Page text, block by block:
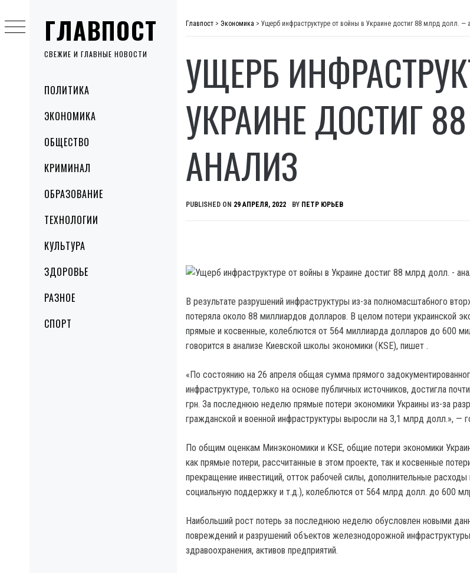
ГЛАВПОСТ
СВЕЖИЕ И ГЛАВНЫЕ НОВОСТИ
MenuПОЛИТИКА
ЭКОНОМИКА
ОБЩЕСТВО
КРИМИНАЛ
ОБРАЗОВАНИЕ
ТЕХНОЛОГИИ
КУЛЬТУРА
ЗДОРОВЬЕ
РАЗНОЕ
СПОРТ
to
content
Главпост > Экономика > Ущерб инфраструктуре от войны в Украине достиг 88 млрд долл. —
УЩЕРБ
УКРАИНЕ ДОСТИГ
АНАЛИЗ
PUBLISHED ON 29 АПРЕЛЯ, 2022 BY ПЕТР ЮРЬЕВ
В результате разрушений инфраструктуры из-за полномасштабного
потеряла около 88 миллиардов долларов. В целом потери украинской
прямые и косвенные, колеблются от 564 миллиарда долларов до 600
говорится в анализе Киевской школы экономики (KSE), пишет .
«По состоянию на 26 апреля общая сумма прямого
инфраструктуре, только на основе публичных источников, достигла
грн. За последнюю неделю прямые потери экономики Украины из-за
гражданской и военной инфраструктуры выросли на 3,1 млрд долл.», —
По общим оценкам Минэкономики и KSE, общие потери экономики
как прямые потери, рассчитанные в этом проекте, так и косвенные
прекращение инвестиций, отток рабочей силы, дополнительные расходы
социальную поддержку и т.д.), колеблются от 564 млрд долл. до 600
Наибольший рост потерь за последнюю неделю обусловлен новыми
повреждений и разрушений объектов железнодорожной
здравоохранения, активов предприятий.